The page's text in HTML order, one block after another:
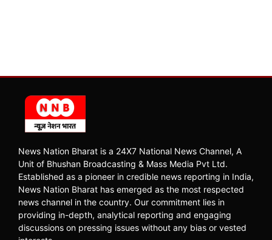
News Nation Bharat is a 24X7 National News Channel, A
Unit of Bhushan Broadcasting & Mass Media Pvt Ltd.
Established as a pioneer in credible news reporting in India,
News Nation Bharat has emerged as the most respected
news channel in the country. Our commitment lies in
providing in-depth, analytical reporting and engaging
discussions on pressing issues without any bias or vested